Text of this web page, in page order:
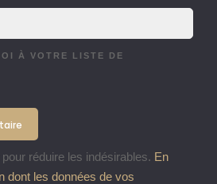
À VOTRE LISTE DE
réduire les indésirables. En
dont les données de vos